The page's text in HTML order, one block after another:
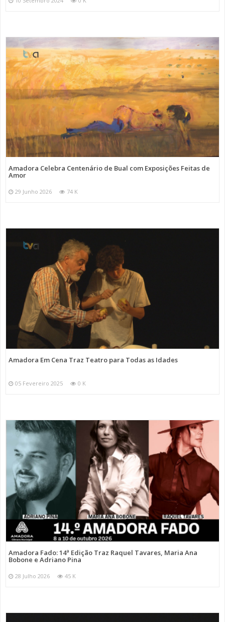
Amadora Celebra Centenário de Bual com Exposições Feitas de
Amor
29 Junho 2026 74 K
Amadora Em Cena Traz Teatro para Todas as Idades
05 Fevereiro 2025 0 K
Amadora Fado: 14ª Edição Traz Raquel Tavares, Maria Ana
Bobone e Adriano Pina
28 Julho 2026 45 K